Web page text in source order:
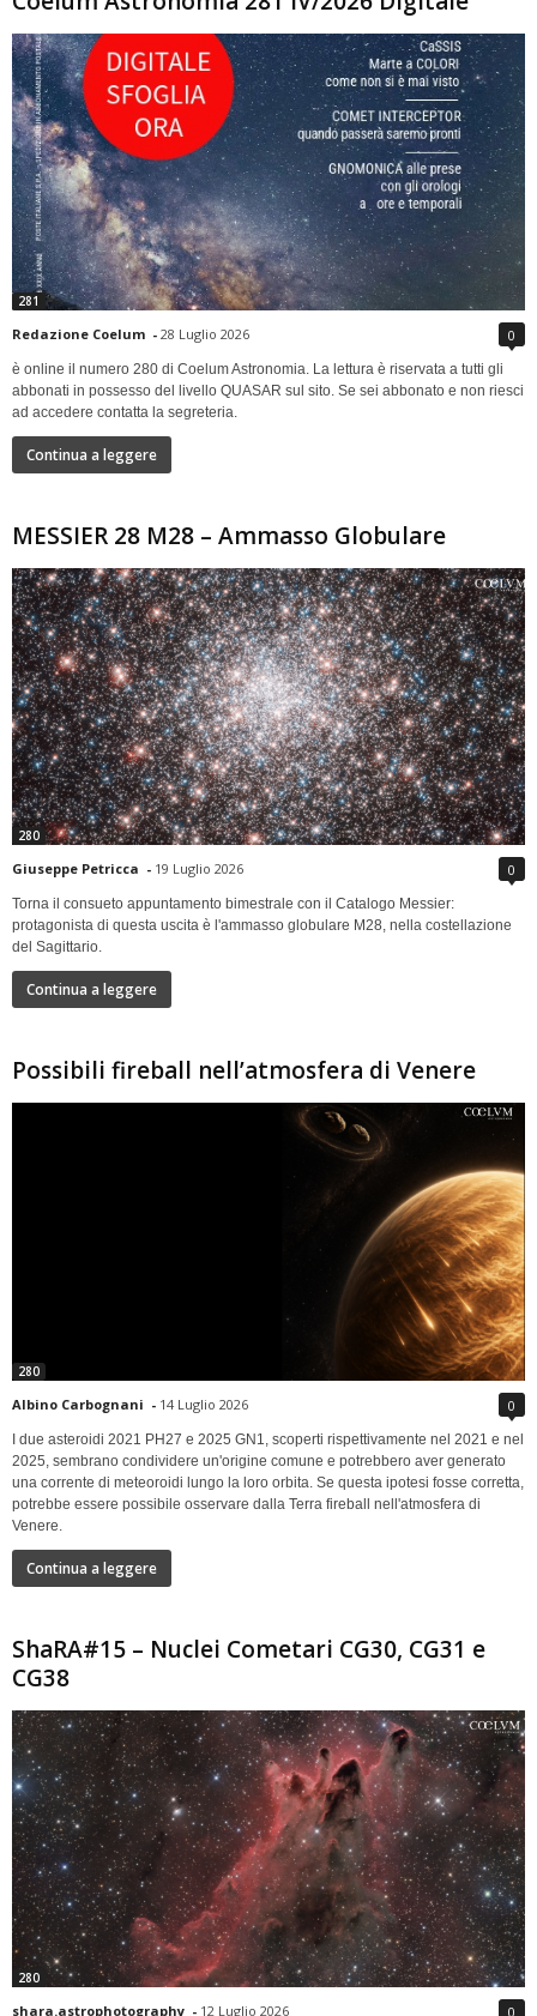
281
Redazione Coelum - 28 Luglio 2026 0
è online il numero 280 di Coelum Astronomia. La lettura è riservata a tutti gli
abbonati in possesso del livello QUASAR sul sito. Se sei abbonato e non riesci
ad accedere contatta la segreteria.
Continua a leggere
MESSIER 28 M28 – Ammasso Globulare
280
Giuseppe Petricca - 19 Luglio 2026 0
Torna il consueto appuntamento bimestrale con il Catalogo Messier:
protagonista di questa uscita è l'ammasso globulare M28, nella costellazione
del Sagittario.
Continua a leggere
Possibili fireball nell’atmosfera di Venere
280
Albino Carbognani - 14 Luglio 2026 0
I due asteroidi 2021 PH27 e 2025 GN1, scoperti rispettivamente nel 2021 e nel
2025, sembrano condividere un'origine comune e potrebbero aver generato
una corrente di meteoroidi lungo la loro orbita. Se questa ipotesi fosse corretta,
potrebbe essere possibile osservare dalla Terra fireball nell'atmosfera di
Venere.
Continua a leggere
ShaRA#15 – Nuclei Cometari CG30, CG31 e
CG38
280
shara.astrophotography - 12 Luglio 2026 0